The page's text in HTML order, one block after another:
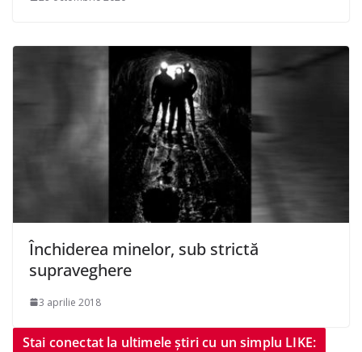
Închiderea minelor, sub strictă
supraveghere
3 aprilie 2018
Stai conectat la ultimele știri cu un simplu LIKE: